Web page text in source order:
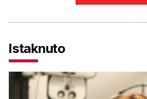
Istaknuto